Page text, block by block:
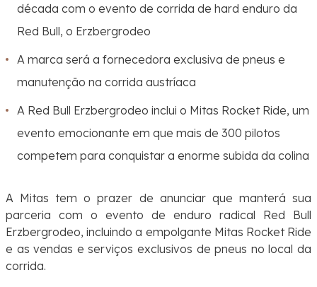
década com o evento de corrida de hard enduro da
Red Bull, o Erzbergrodeo
A marca será a fornecedora exclusiva de pneus e
manutenção na corrida austríaca
A Red Bull Erzbergrodeo inclui o Mitas Rocket Ride, um
evento emocionante em que mais de 300 pilotos
competem para conquistar a enorme subida da colina
A Mitas tem o prazer de anunciar que manterá sua
parceria com o evento de enduro radical Red Bull
Erzbergrodeo, incluindo a empolgante Mitas Rocket Ride
e as vendas e serviços exclusivos de pneus no local da
corrida.